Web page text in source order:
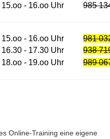
15.oo - 16.oo Uhr 985
15.oo - 16.oo Uhr
981
16.30 - 17.30 Uhr
938
18.oo - 19.oo Uhr 989
Online-Training eine eigene